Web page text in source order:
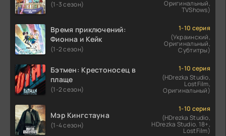
(1-3 сезон) Оригинальный,
TVShows)
Время приключений:
Фионна и Кейк
(1-2 сезон)
1-10 серия
(Украинский,
Оригинальный,
Субтитры)
Бэтмен: Крестоносец в
плаще
(1-2 сезон)
1-10 серия
(HDrezka Studio,
LostFilm,
Оригинальный)
Мэр Кингстауна
(1-4 сезон)
1-10 серия
(HDrezka Studio,
HDrezka Studio. 18+,
LostFilm)